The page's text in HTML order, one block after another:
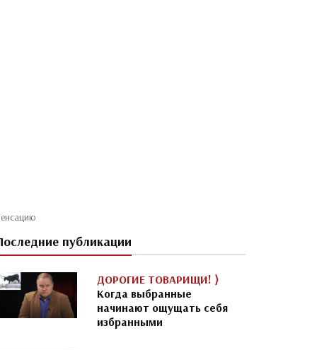
публикации
ДОРОГИЕ ТОВАРИЩИ! ⟩
Когда выбранные
начинают ощущать себя
избранными